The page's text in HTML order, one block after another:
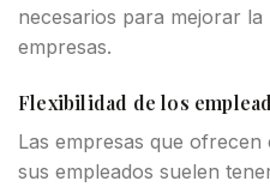
necesarios para mejorar
empresas.
Flexibilidad de los
Las empresas que
sus empleados suelen